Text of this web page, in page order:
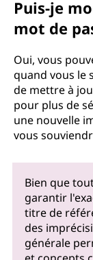
Puis-je
mot de
Oui, vous
quand vous le
de mettre à
pour plus de
une nouvelle
vous
Bien que
garantir
titre de
des
générale